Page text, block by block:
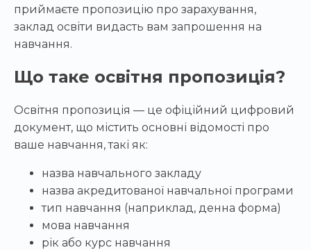
приймаєте пропозицію про зарахування,
заклад освіти видасть вам запрошення на
навчання.
Що таке освітня пропозиція?
Освітня пропозиція — це офіційний цифровий
документ, що містить основні відомості про
ваше навчання, такі як:
назва навчального закладу
назва акредитованої навчальної програми
тип навчання (наприклад, денна форма)
мова навчання
рік або курс навчання